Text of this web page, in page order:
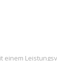
einem